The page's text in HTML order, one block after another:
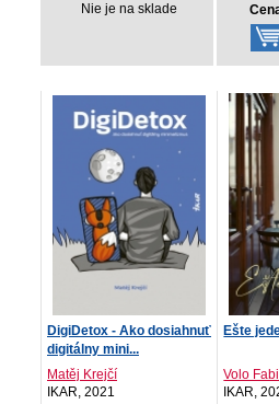
Nie je na sklade
DigiDetox - Ako dosiahnuť
digitálny mini...
Matěj Krejčí
IKAR, 2021
Ešte
Volo
IKAR,